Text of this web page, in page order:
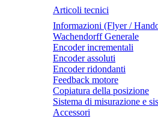
Articoli tecnici
Informazioni (Flyer /
Wachendorff Generale
Encoder incrementali
Encoder assoluti
Encoder ridondanti
Feedback motore
Copiatura della posizione
Sistema di misurazione e
Accessori